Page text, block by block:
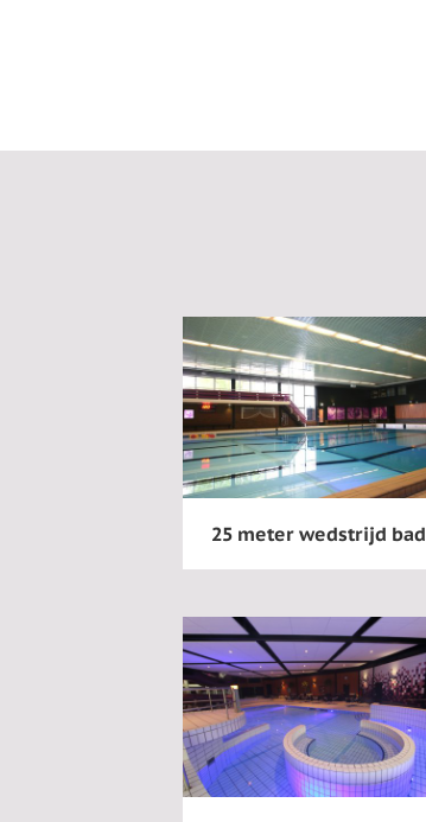
25 meter wedstrijd bad